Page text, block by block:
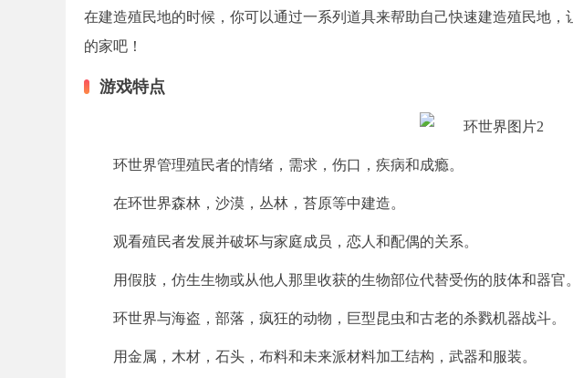
在建造殖民地的时候，你可以通过一系列道具来帮助自己快速建造殖民地
的家吧！
游戏特点
环世界管理殖民者的情绪，需求，伤口，疾病和成瘾。
在环世界森林，沙漠，丛林，苔原等中建造。
观看殖民者发展并破坏与家庭成员，恋人和配偶的关系。
用假肢，仿生生物或从他人那里收获的生物部位代替受伤的肢体和器官。
环世界与海盗，部落，疯狂的动物，巨型昆虫和古老的杀戮机器战斗。
用金属，木材，石头，布料和未来派材料加工结构，武器和服装。